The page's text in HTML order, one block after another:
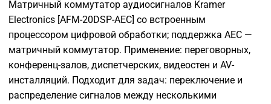
Матричный коммутатор аудиосигналов Kramer
Electronics [AFM-20DSP-AEC] со встроенным
процессором цифровой обработки; поддержка AEC —
матричный коммутатор. Применение: переговорных,
конференц-залов, диспетчерских, видеостен и AV-
инсталляций. Подходит для задач: переключение и
распределение сигналов между несколькими